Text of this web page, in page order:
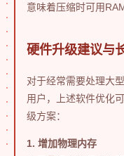
意味着压缩时可用
硬件升级建议与
对于经常需要处理大
用户，上述软件优化
级方案：
1. 增加物理内存